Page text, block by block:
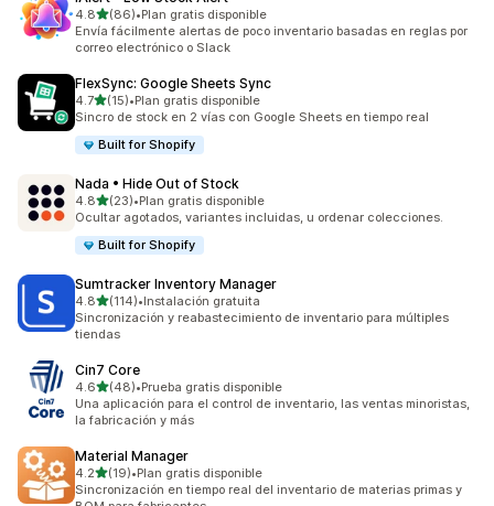
4.8de 5 estrellas
(86)
86 reseñas en total
•Plan gratis disponible
Envía fácilmente alertas de poco inventario basadas en reglas por
correo electrónico o Slack
FlexSync: Google Sheets Sync
4.7de 5 estrellas
(15)
15 reseñas en total
•Plan gratis disponible
Sincro de stock en 2 vías con Google Sheets en tiempo real
Built for Shopify
Nada • Hide Out of Stock
4.8de 5 estrellas
(23)
23 reseñas en total
•Plan gratis disponible
Ocultar agotados, variantes incluidas, u ordenar colecciones.
Built for Shopify
Sumtracker Inventory Manager
4.8de 5 estrellas
(114)
114 reseñas en total
•Instalación gratuita
Sincronización y reabastecimiento de inventario para múltiples
tiendas
Cin7 Core
4.6de 5 estrellas
(48)
48 reseñas en total
•Prueba gratis disponible
Una aplicación para el control de inventario, las ventas minoristas,
la fabricación y más
Material Manager
4.2de 5 estrellas
(19)
19 reseñas en total
•Plan gratis disponible
Sincronización en tiempo real del inventario de materias primas y